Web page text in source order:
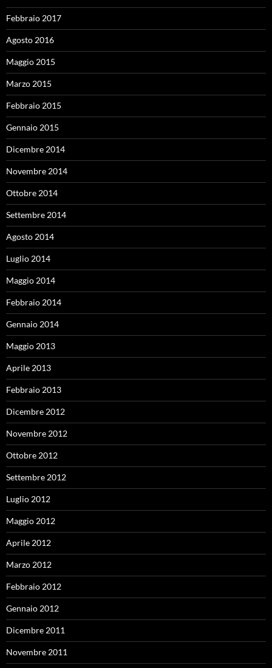
Febbraio 2017
Agosto 2016
Maggio 2015
Marzo 2015
Febbraio 2015
Gennaio 2015
Dicembre 2014
Novembre 2014
Ottobre 2014
Settembre 2014
Agosto 2014
Luglio 2014
Maggio 2014
Febbraio 2014
Gennaio 2014
Maggio 2013
Aprile 2013
Febbraio 2013
Dicembre 2012
Novembre 2012
Ottobre 2012
Settembre 2012
Luglio 2012
Maggio 2012
Aprile 2012
Marzo 2012
Febbraio 2012
Gennaio 2012
Dicembre 2011
Novembre 2011